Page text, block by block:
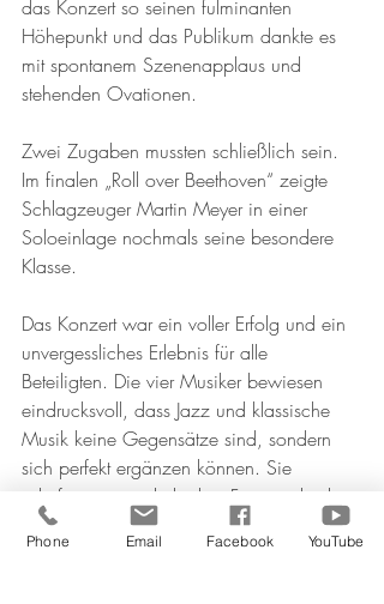
das Konzert so seinen fulminanten
Höhepunkt und das Publikum dankte es
mit spontanem Szenenapplaus und
stehenden Ovationen.
Zwei Zugaben mussten schließlich sein.
Im finalen „Roll over Beethoven“ zeigte
Schlagzeuger Martin Meyer in einer
Soloeinlage nochmals seine besondere
Klasse.
Das Konzert war ein voller Erfolg und ein
unvergessliches Erlebnis für alle
Beteiligten. Die vier Musiker bewiesen
eindrucksvoll, dass Jazz und klassische
Musik keine Gegensätze sind, sondern
sich perfekt ergänzen können. Sie
schufen ein musikalisches Feuerwerk, das
noch lange in Erinnerung bleiben wird.
Phone Email Facebook YouTube